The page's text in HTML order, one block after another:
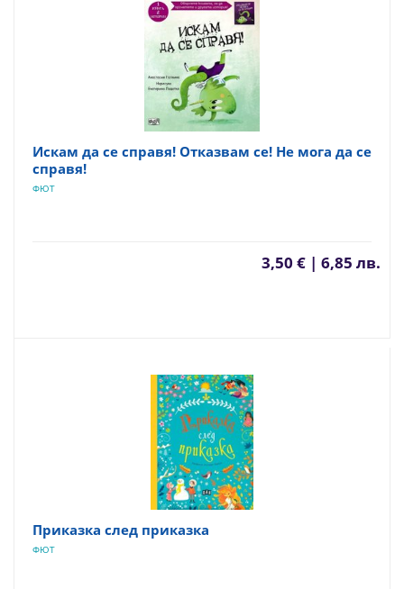
Искам да се справя! Отказвам се! Не мога да се
справя!
ФЮТ
3,50 € | 6,85 лв.
Приказка след приказка
ФЮТ